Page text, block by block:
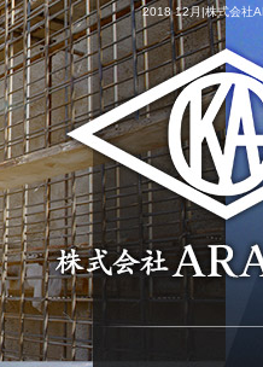
2018 12月|株式会社